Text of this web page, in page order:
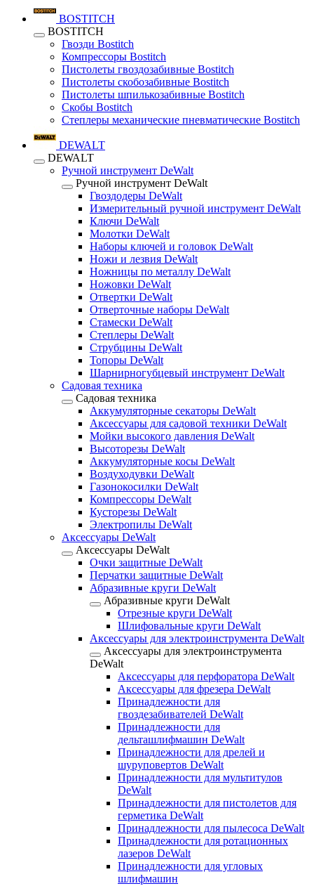
BOSTITCH
BOSTITCH
Гвозди Bostitch
Компрессоры Bostitch
Пистолеты гвоздозабивные Bostitch
Пистолеты скобозабивные Bostitch
Пистолеты шпилькозабивные Bostitch
Скобы Bostitch
Степлеры механические пневматические Bostitch
DEWALT
DEWALT
Ручной инструмент DeWalt
Ручной инструмент DeWalt
Гвоздодеры DeWalt
Измерительный ручной инструмент DeWalt
Ключи DeWalt
Молотки DeWalt
Наборы ключей и головок DeWalt
Ножи и лезвия DeWalt
Ножницы по металлу DeWalt
Ножовки DeWalt
Отвертки DeWalt
Отверточные наборы DeWalt
Стамески DeWalt
Степлеры DeWalt
Струбцины DeWalt
Топоры DeWalt
Шарнирногубцевый инструмент DeWalt
Садовая техника
Садовая техника
Аккумуляторные секаторы DeWalt
Аксессуары для садовой техники DeWalt
Мойки высокого давления DeWalt
Высоторезы DeWalt
Аккумуляторные косы DeWalt
Воздуходувки DeWalt
Газонокосилки DeWalt
Компрессоры DeWalt
Кусторезы DeWalt
Электропилы DeWalt
Аксессуары DeWalt
Аксессуары DeWalt
Очки защитные DeWalt
Перчатки защитные DeWalt
Абразивные круги DeWalt
Абразивные круги DeWalt
Отрезные круги DeWalt
Шлифовальные круги DeWalt
Аксессуары для электроинструмента DeWalt
Аксессуары для электроинструмента
DeWalt
Аксессуары для перфоратора DeWalt
Аксессуары для фрезера DeWalt
Принадлежности для
гвоздезабивателей DeWalt
Принадлежности для
дельташлифмашин DeWalt
Принадлежности для дрелей и
шуруповертов DeWalt
Принадлежности для мультитулов
DeWalt
Принадлежности для пистолетов для
герметика DeWalt
Принадлежности для пылесоса DeWalt
Принадлежности для ротационных
лазеров DeWalt
Принадлежности для угловых
шлифмашин